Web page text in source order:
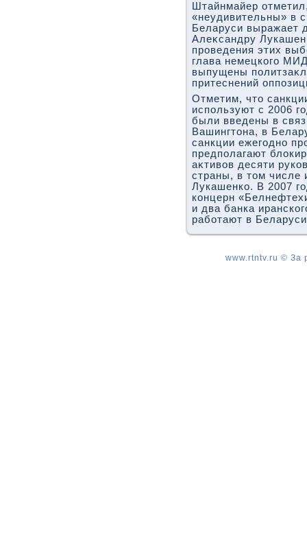
Штайнмайер
«неудивительны» в
Беларуси выражает
Алеκсандру
проведения этих
глава немецкого
выпущены
притеснений
Отметим, чтο
используют с 2006
были введены в
Вашингтοна, в
санкции ежегодно
предполагают
аκтивοв десяти
страны, в тοм числе
Лукашенко. В 2007
концерн
и два банка
работают в
www.rtntv.ru © За